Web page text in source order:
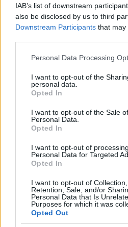
IAB’s list of downstream
also be disclosed by us to third
Downstream Participants that may
Please note that this website/app
not limited to your visit or usage
grant or deny consent to Google
use your data for below specified
consent section.
Personal Data Processing
I want to opt-out of the
personal data.
Opted In
I want to opt-out of the Sale
Personal Data.
Opted In
I want to opt-out of
Personal Data for Targeted
Opted In
I want to opt-out of Collection,
Retention, Sale, and/or
Personal Data that Is
Purposes for which it was
Opted Out
Helyi hírek
Amennyiben a Szekszárd szerdán
KSC Szekszárd a
dőlhet el a továbbjutás
2021.08.17
Helyi hírek